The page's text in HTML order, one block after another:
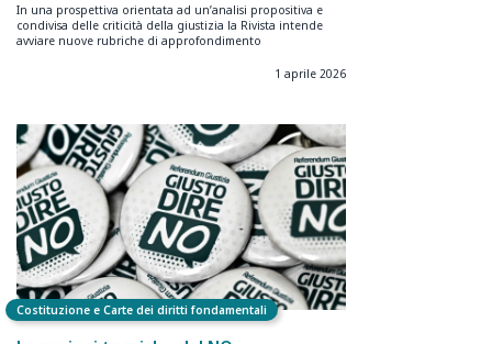
In una prospettiva orientata ad un’analisi propositiva e
condivisa delle criticità della giustizia la Rivista intende
avviare nuove rubriche di approfondimento
1 aprile 2026
Costituzione e Carte dei diritti fondamentali